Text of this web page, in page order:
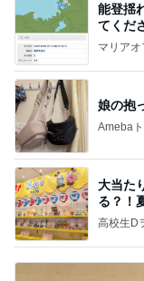
能登揺
てくだ
マリアオ
娘の抱
Ameba
大当た
る？！